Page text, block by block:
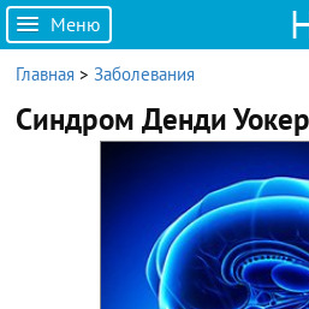
Меню
Главная >Заболевания
Синдром Денди